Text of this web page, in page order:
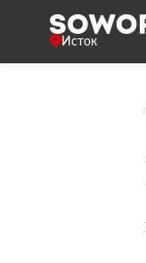
Исток